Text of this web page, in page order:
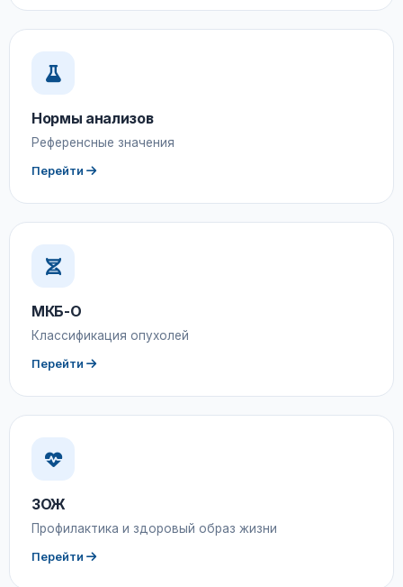
Нормы анализов
Референсные значения
Перейти
МКБ-О
Классификация опухолей
Перейти
ЗОЖ
Профилактика и здоровый образ жизни
Перейти